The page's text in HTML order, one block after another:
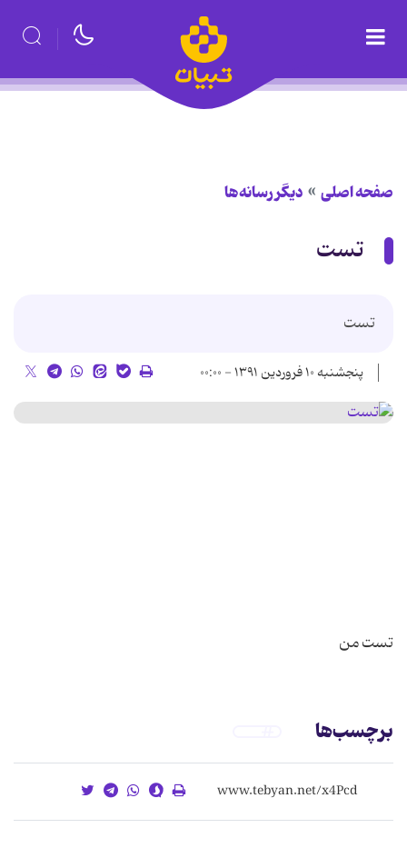
صفحه اصلی دیگر رسانه‌ها
تست
تست
پنجشنبه ۱۰ فروردین ۱۳۹۱ - ۰۰:۰۰
تست من
برچسب‌ها